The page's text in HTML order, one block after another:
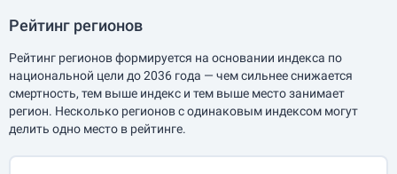
Рейтинг регионов
Рейтинг регионов формируется на основании индекса по
национальной цели до 2036 года — чем сильнее снижается
смертность, тем выше индекс и тем выше место занимает
регион. Несколько регионов с одинаковым индексом могут
делить одно место в рейтинге.